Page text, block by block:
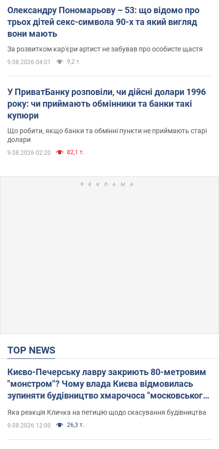
Олександру Пономарьову – 53: що відомо про
трьох дітей секс-символа 90-х та який вигляд
вони мають
За розвитком кар'єри артист не забував про особисте щастя
9.08.2026 04:01 9,2 т.
У ПриватБанку розповіли, чи дійсні долари 1996
року: чи приймають обмінники та банки такі
купюри
Що робити, якщо банки та обмінні пункти не приймають старі
долари
9.08.2026 02:20 82,1 т.
TOP NEWS
Києво-Печерську лавру закриють 80-метровим
"монстром"? Чому влада Києва відмовилась
зупиняти будівництво хмарочоса "московського
вірянина"
Яка реакція Кличка на петицію щодо скасування будівництва
9.08.2026 12:00 26,3 т.